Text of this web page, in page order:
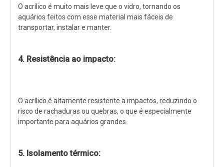
O acrílico é muito mais leve que o vidro, tornando os
aquários feitos com esse material mais fáceis de
transportar, instalar e manter.
4. Resistência ao impacto:
O acrílico é altamente resistente a impactos, reduzindo o
risco de rachaduras ou quebras, o que é especialmente
importante para aquários grandes.
5. Isolamento térmico: